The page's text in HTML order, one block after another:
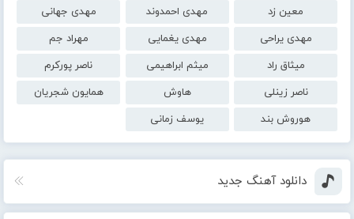
معین زد
مهدی احمدوند
مهدی جهانی
مهدی یراحی
مهدی یغمایی
مهراد جم
میثاق راد
میثم ابراهیمی
ناصر پورکرم
ناصر زینلی
هاوش
همایون شجریان
هوروش بند
یوسف زمانی
دانلود آهنگ جدید